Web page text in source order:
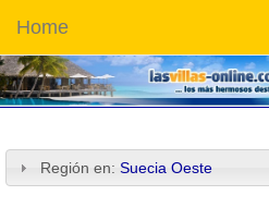
Home
Región en: Suecia Oeste